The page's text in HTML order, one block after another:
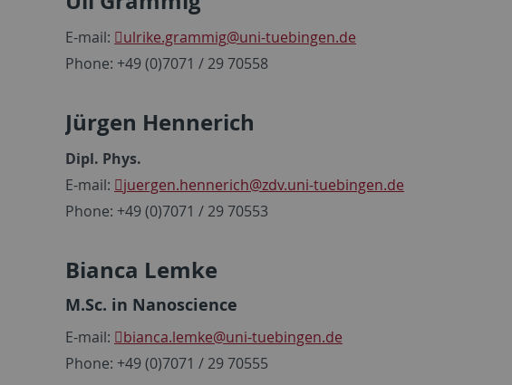
E-mail: ulrike.grammig@uni-tuebingen.de
Phone: +49 (0)7071 / 29 70558
Jürgen Hennerich
Dipl. Phys.
E-mail:
juergen.hennerich@zdv.uni-tuebingen.de
Phone: +49 (0)7071 / 29 70553
Bianca Lemke
M.Sc. in Nanoscience
E-mail: bianca.lemke@uni-tuebingen.de
Phone: +49 (0)7071 / 29 70555